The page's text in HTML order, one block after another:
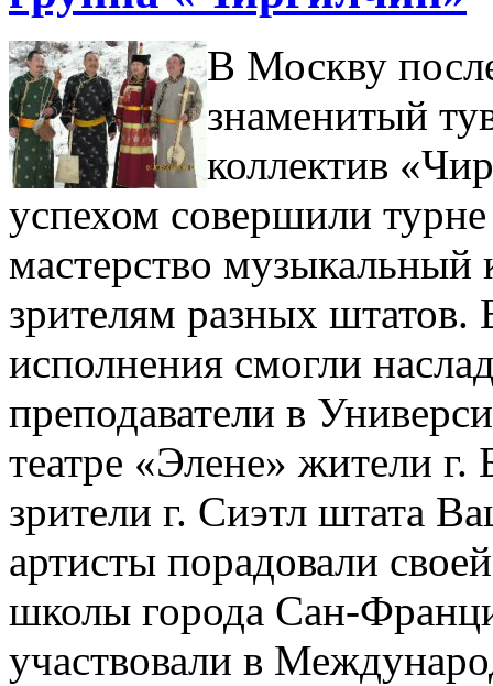
В Москву
знаменитый
коллектив
успехом совершили
мастерство музыкальный
зрителям разных штатов.
исполнения смогли
преподаватели в
театре «Элене» жители
зрители г. Сиэтл штата
артисты порадовали
школы города Сан-
участвовали в